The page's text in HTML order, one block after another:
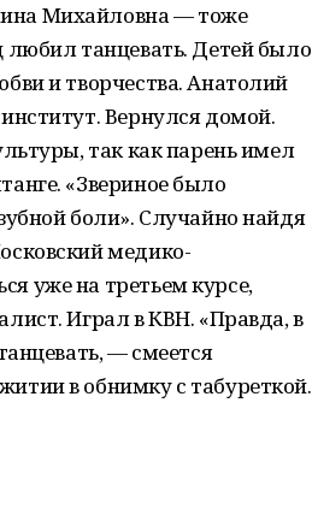
Михайловна — тоже
любил танцевать. Детей было
и творчества. Анатолий
Вернулся домой.
так как парень имел
«Звериное было
боли». Случайно найдя
медико-
уже на третьем курсе,
Играл в КВН. «Правда, в
— смеется
в обнимку с табуреткой.